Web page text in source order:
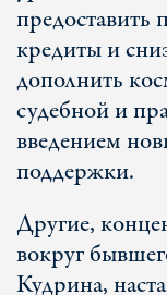
кредиты и
дополнить
судебной и
введением
поддержки.
Другие,
вокруг
Кудрина,